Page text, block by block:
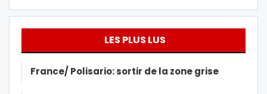
LES PLUS LUS
France/ Polisario: sortir de la zone grise